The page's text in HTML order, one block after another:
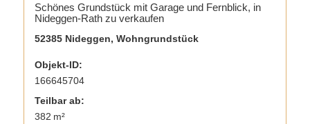
Schönes Grundstück mit Garage und Fernblick, in
Nideggen-Rath zu verkaufen
52385 Nideggen, Wohngrundstück
Objekt-ID:
166645704
Teilbar ab:
382 m²